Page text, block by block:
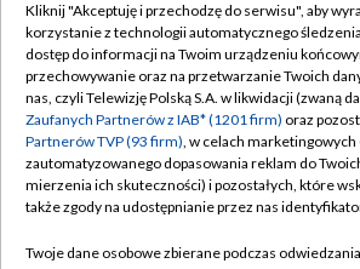
TVP
Abonament TVP
Emisja w TVP
Centrum informacji TVP
Naziemna Telewizja Cyfrowa
Regulamin TVP
Polityka
Moje zgody
Pomoc
Kliknij "Akceptuję i przechodzę do serwisu", aby
korzystanie z technologii automatycznego
dostęp do informacji na Twoim urządzeniu
przechowywanie oraz na przetwarzanie Twoich
nas, czyli Telewizję Polską S.A. w likwidacji (zwaną
Zaufanych Partnerów z IAB* (1201 firm) oraz
Partnerów TVP (93 firm), w celach marketingowych
zautomatyzowanego dopasowania reklam do
mierzenia ich skuteczności) i pozostałych, które
także zgody na udostępnianie przez nas
Twoje dane osobowe zbierane podczas